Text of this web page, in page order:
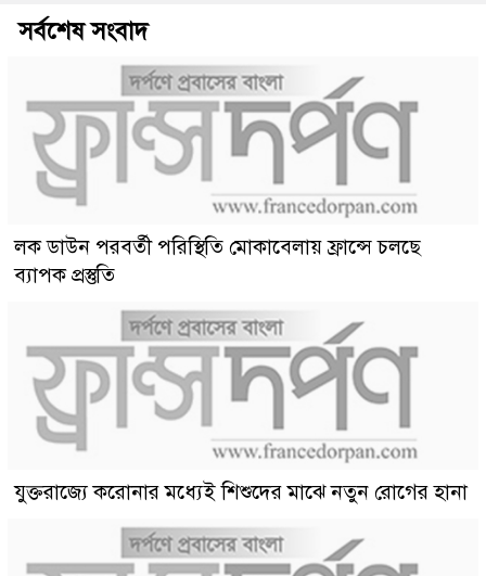
সর্বশেষ সংবাদ
লক ডাউন পরবর্তী পরিস্থিতি মোকাবেলায় ফ্রান্সে চলছে
ব্যাপক প্রস্তুতি
যুক্তরাজ্যে করোনার মধ্যেই শিশুদের মাঝে নতুন রোগের হানা